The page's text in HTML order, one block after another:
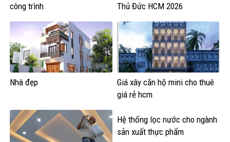
công trình
Thủ Đức HCM 2026
Nhà đẹp
Giá xây căn hộ mini cho thuê
giá rẻ hcm
Hệ thống lọc nước cho ngành
sản xuất thực phẩm